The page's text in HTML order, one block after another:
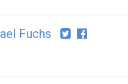
Fuchs